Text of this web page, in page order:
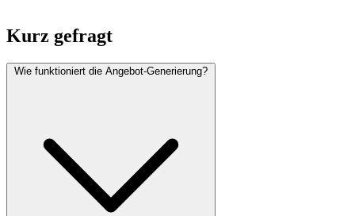
Kurz gefragt
Wie funktioniert die Angebot-Generierung?